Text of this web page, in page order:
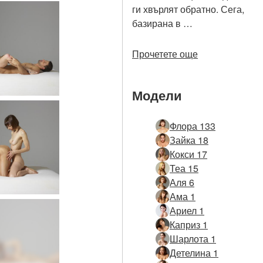
ги хвърлят обратно. Сега,
базирана в …
Прочетете още
Модели
Флора 133
Зайка 18
Кокси 17
Теа 15
Аля 6
Ама 1
Ариел 1
Каприз 1
Шарлота 1
Детелина 1